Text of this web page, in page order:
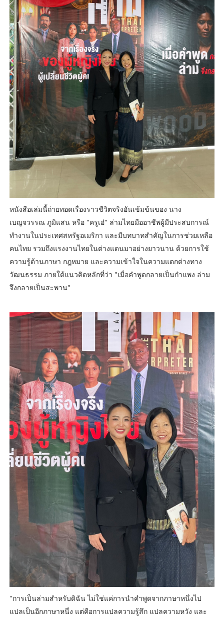
หนังสือเล่มนี้ถ่ายทอดเรื่องราวชีวิตจริงอันเข้มข้นของ นาง
เบญจวรรณ ภูมิแสน หรือ "ครูเอ๋" ล่ามไทยมืออาชีพผู้มีประสบการณ์
ทำงานในประเทศสหรัฐอเมริกา และมีบทบาทสำคัญในการช่วยเหลือ
คนไทย รวมถึงแรงงานไทยในต่างแดนมาอย่างยาวนาน ด้วยการใช้
ความรู้ด้านภาษา กฎหมาย และความเข้าใจในความแตกต่างทาง
วัฒนธรรม ภายใต้แนวคิดหลักที่ว่า "เมื่อคำพูดกลายเป็นกำแพง ล่าม
จึงกลายเป็นสะพาน"
"การเป็นล่ามสำหรับดิฉัน ไม่ใช่แค่การนำคำพูดจากภาษาหนึ่งไป
แปลเป็นอีกภาษาหนึ่ง แต่คือการแปลความรู้สึก แปลความหวัง และ